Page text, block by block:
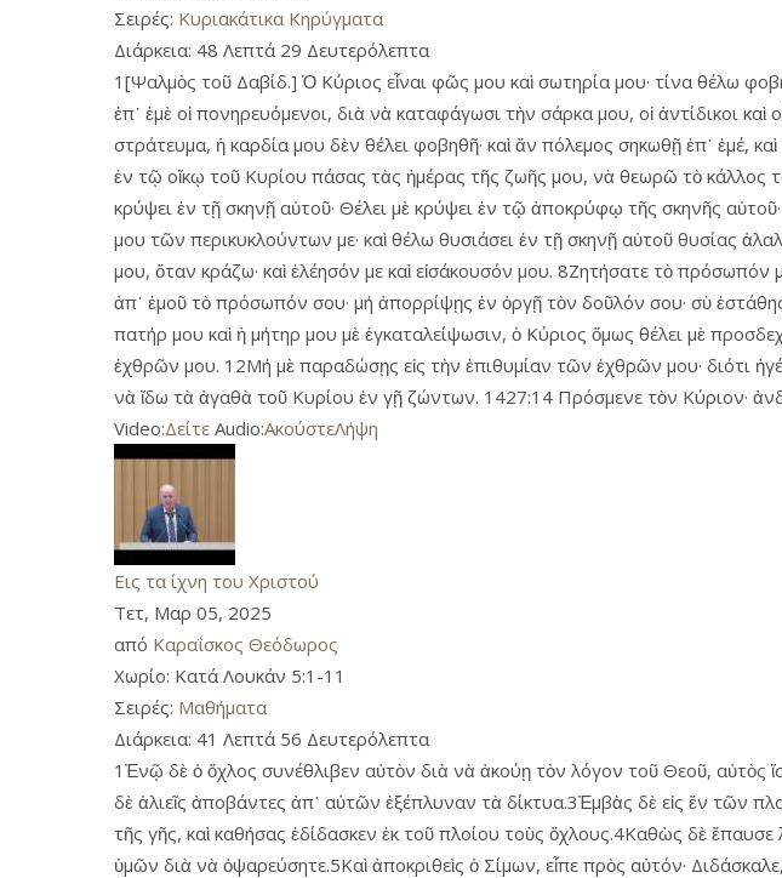
Σειρές: Κυριακάτικα Κηρύγματα
Διάρκεια: 48 Λεπτά 29 Δευτερόλεπτα
1[Ψαλμὸς τοῦ Δαβίδ.] Ὁ Κύριος εἶναι φῶς μου καὶ σωτηρία μου· τίνα θέλω
ἐπ᾿ ἐμὲ οἱ πονηρευόμενοι, διὰ νὰ καταφάγωσι τὴν σάρκα μου, οἱ ἀντίδικοι
στράτευμα, ἡ καρδία μου δὲν θέλει φοβηθῆ· καὶ ἄν πόλεμος σηκωθῇ ἐπ᾿ ἐμέ,
ἐν τῷ οἴκῳ τοῦ Κυρίου πάσας τὰς ἡμέρας τῆς ζωῆς μου, νὰ θεωρῶ τὸ κάλλος
κρύψει ἐν τῇ σκηνῇ αὑτοῦ· Θέλει μὲ κρύψει ἐν τῷ ἀποκρύφῳ τῆς σκηνῆς
μου τῶν περικυκλούντων με· καὶ θέλω θυσιάσει ἐν τῇ σκηνῇ αὐτοῦ θυσίας
μου, ὅταν κράζω· καὶ ἐλέησόν με καὶ εἰσάκουσόν μου. 8Ζητήσατε τὸ
ἀπ᾿ ἐμοῦ τὸ πρόσωπόν σου· μή ἀπορρίψῃς ἐν ὀργῇ τὸν δοῦλόν σου· σὺ
πατήρ μου καὶ ἡ μήτηρ μου μὲ ἐγκαταλείψωσιν, ὁ Κύριος ὅμως θέλει μὲ
ἐχθρῶν μου. 12Μή μὲ παραδώσῃς εἰς τὴν ἐπιθυμίαν τῶν ἐχθρῶν μου· διότι
νὰ ἴδω τὰ ἀγαθὰ τοῦ Κυρίου ἐν γῇ ζώντων. 1427:14 Πρόσμενε τὸν Κύριον·
Video:Δείτε Audio:ΑκούστεΛήψη
Εις τα ίχνη του Χριστού
Τετ, Μαρ 05, 2025
από Καραΐσκος Θεόδωρος
Χωρίο: Κατά Λουκάν 5:1-11
Σειρές: Μαθήματα
Διάρκεια: 41 Λεπτά 56 Δευτερόλεπτα
1Ἐνῷ δὲ ὁ ὄχλος συνέθλιβεν αὐτὸν διὰ νὰ ἀκούῃ τὸν λόγον τοῦ Θεοῦ, αὐτὸς
δὲ ἁλιεῖς ἀποβάντες ἀπ᾿ αὐτῶν ἐξέπλυναν τὰ δίκτυα.3Ἐμβὰς δὲ εἰς ἕν τῶν
τῆς γῆς, καὶ καθήσας ἐδίδασκεν ἐκ τοῦ πλοίου τοὺς ὄχλους.4Καθὼς δὲ
ὑμῶν διὰ νὰ ὀψαρεύσητε.5Καὶ ἀποκριθεὶς ὁ Σίμων, εἶπε πρὸς αὐτόν·